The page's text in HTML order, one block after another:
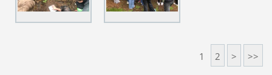
1 2 > >>